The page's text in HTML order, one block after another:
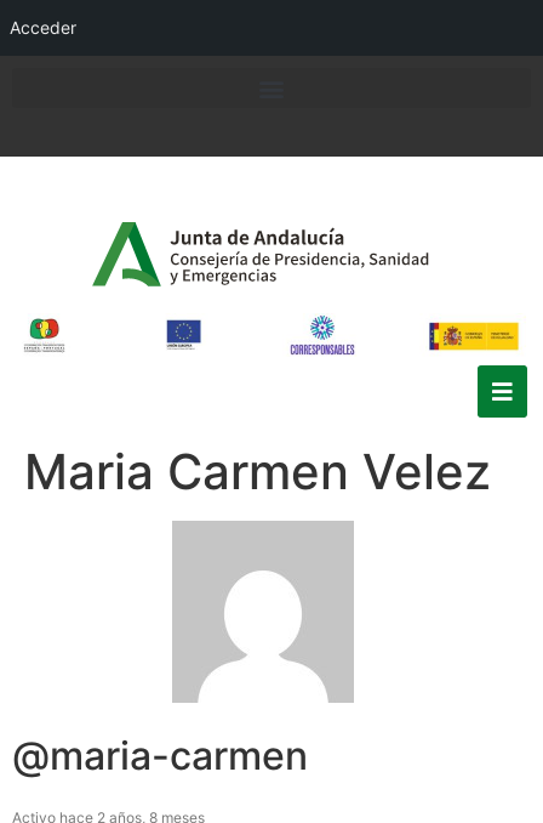
Acceder
Maria Carmen Velez
@maria-carmen
Activo hace 2 años, 8 meses